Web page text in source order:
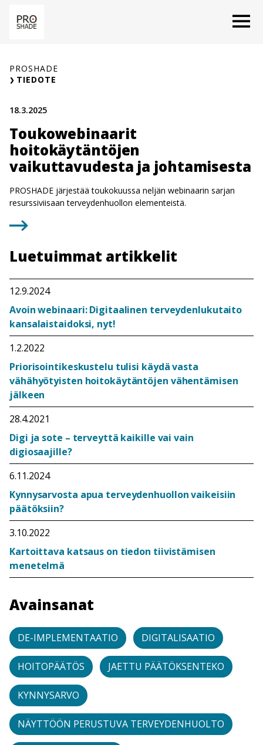
sisältöön
PROSHADE
TIEDOTE
18.3.2025
Toukowebinaarit
hoitokäytäntöjen
vaikuttavudesta ja johtamisesta
PROSHADE järjestää toukokuussa neljän webinaarin sarjan
resurssiviisaan terveydenhuollon elementeistä.
Luetuimmat artikkelit
12.9.2024
Avoin webinaari: Digitaalinen terveydenlukutaito
kansalaistaidoksi, nyt!
1.2.2022
Priorisointikeskustelu tulisi käydä vasta
vähähyötyisten hoitokäytäntöjen vähentämisen
jälkeen
28.4.2021
Digi ja sote – terveyttä kaikille vai vain
digiosaajille?
6.11.2024
Kynnysarvosta apua terveydenhuollon vaikeisiin
päätöksiin?
3.10.2022
Kartoittava katsaus on tiedon tiivistämisen
menetelmä
Avainsanat
DE-IMPLEMENTAATIO DIGITALISAATIO
HOITOPÄÄTÖS JAETTU PÄÄTÖKSENTEKO
KYNNYSARVO
NÄYTTÖÖN PERUSTUVA TERVEYDENHUOLTO